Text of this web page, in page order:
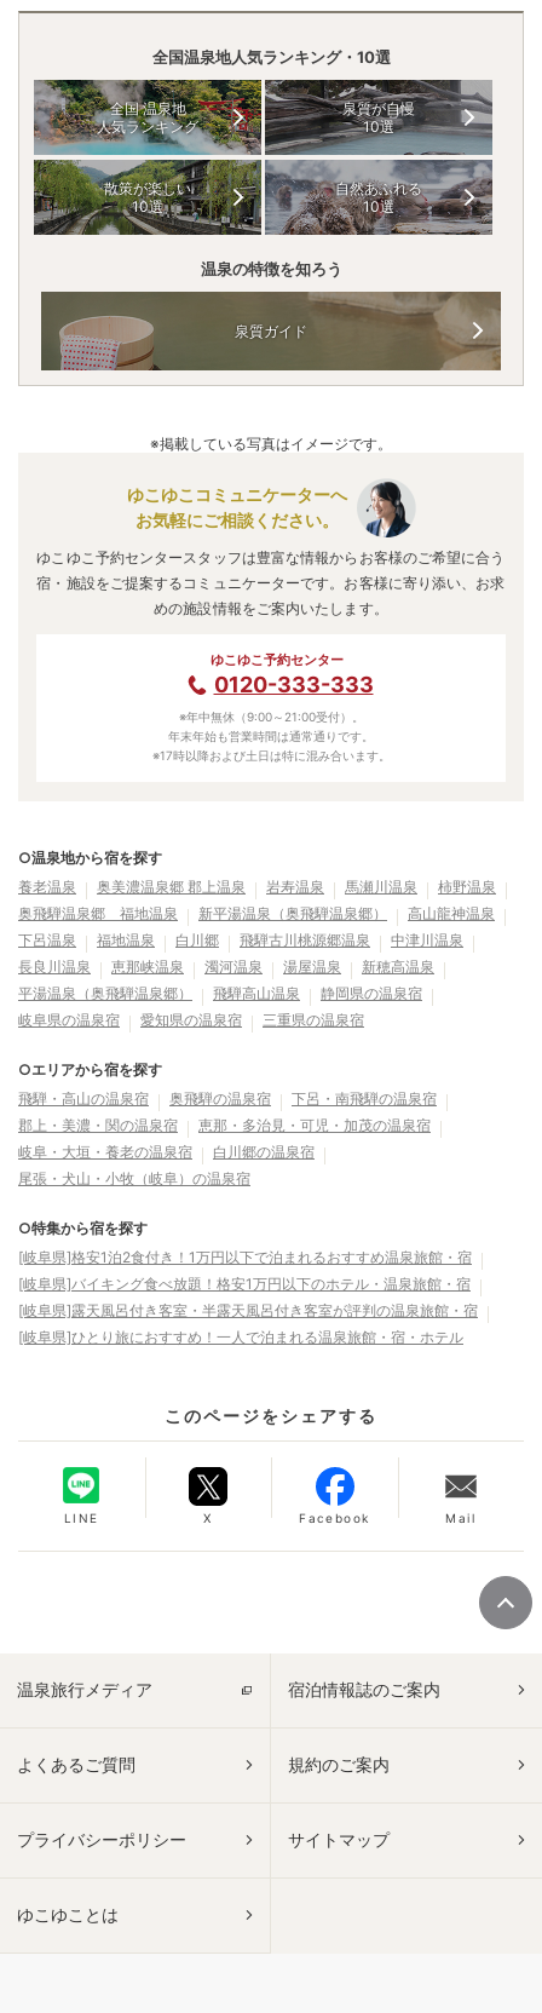
全国温泉地人気ランキング・10選
全国 温泉地
人気ランキング
泉質が自慢
10選
散策が楽しい
10選
自然あふれる
10選
温泉の特徴を知ろう
泉質ガイド
※掲載している写真はイメージです。
ゆこゆこコミュニケーターへ
お気軽にご相談ください。
ゆこゆこ予約センタースタッフは豊富な情報からお客様のご希望に合う
宿・施設をご提案するコミュニケーターです。お客様に寄り添い、お求
めの施設情報をご案内いたします。
ゆこゆこ予約センター
0120-333-333
※年中無休（9:00～21:00受付）。
年末年始も営業時間は通常通りです。
※17時以降および土日は特に混み合います。
○温泉地から宿を探す
養老温泉
奥美濃温泉郷 郡上温泉 岩寿温泉 馬瀬川温泉
柿野温泉
奥飛騨温泉郷 福地温泉
新平湯温泉（奥飛騨温泉郷）
高山龍神温泉
下呂温泉
福地温泉 白川郷 飛騨古川桃源郷温泉
中津川温泉
長良川温泉
恵那峡温泉 濁河温泉 湯屋温泉
新穂高温泉
平湯温泉（奥飛騨温泉郷）
飛騨高山温泉
静岡県の温泉宿
岐阜県の温泉宿
愛知県の温泉宿 三重県の温泉宿
○エリアから宿を探す
飛騨・高山の温泉宿
奥飛騨の温泉宿
下呂・南飛騨の温泉宿
郡上・美濃・関の温泉宿
恵那・多治見・可児・加茂の温泉宿
岐阜・大垣・養老の温泉宿
白川郷の温泉宿
尾張・犬山・小牧（岐阜）の温泉宿
○特集から宿を探す
[岐阜県]格安1泊2食付き！1万円以下で泊まれるおすすめ温泉旅館・宿
[岐阜県]バイキング食べ放題！格安1万円以下のホテル・温泉旅館・宿
[岐阜県]露天風呂付き客室・半露天風呂付き客室が評判の温泉旅館・宿
[岐阜県]ひとり旅におすすめ！一人で泊まれる温泉旅館・宿・ホテル
このページをシェアする
LINE X Facebook Mail
温泉旅行メディア 宿泊情報誌のご案内
よくあるご質問 規約のご案内
プライバシーポリシー サイトマップ
ゆこゆことは